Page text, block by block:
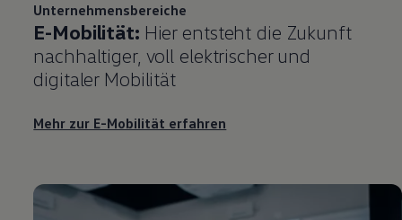
Unternehmensbereiche
E-Mobilität: Hier entsteht die Zukunft
nachhaltiger, voll elektrischer und
digitaler Mobilität
Mehr zur E-Mobilität erfahren